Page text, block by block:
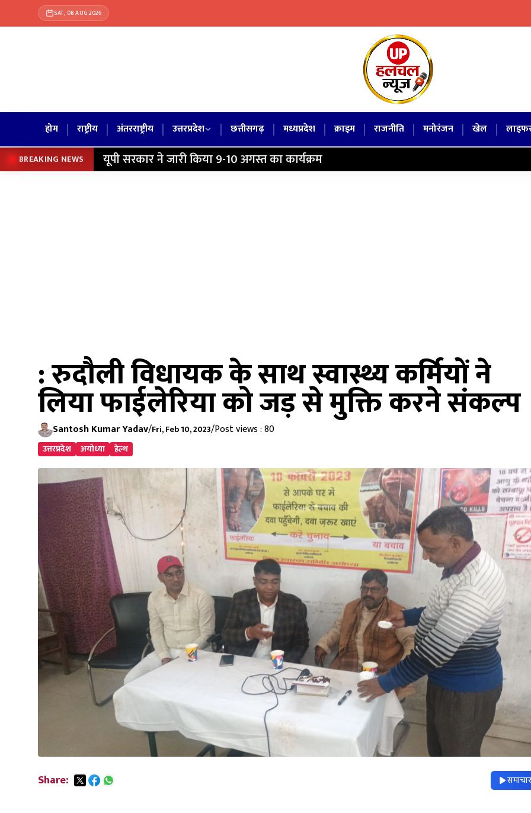
SAT, 08 AUG 2026
होम | राष्ट्रीय | अंतरराष्ट्रीय | उत्तरप्रदेश | छत्तीसगढ़ | मध्यप्रदेश | क्राइम | राजनीति | मनोरंजन | खेल |
BREAKING NEWS यूपी सरकार ने जारी किया 9-10 अगस्त का कार्यक्रम
: रुदौली विधायक के साथ स्वास्थ्य कर्मियों ने
लिया फाईलेरिया को जड़ से मुक्ति करने संकल्प
Santosh Kumar Yadav/Fri, Feb 10, 2023/Post views : 80
उत्तरप्रदेश अयोध्या हेल्थ
Share: